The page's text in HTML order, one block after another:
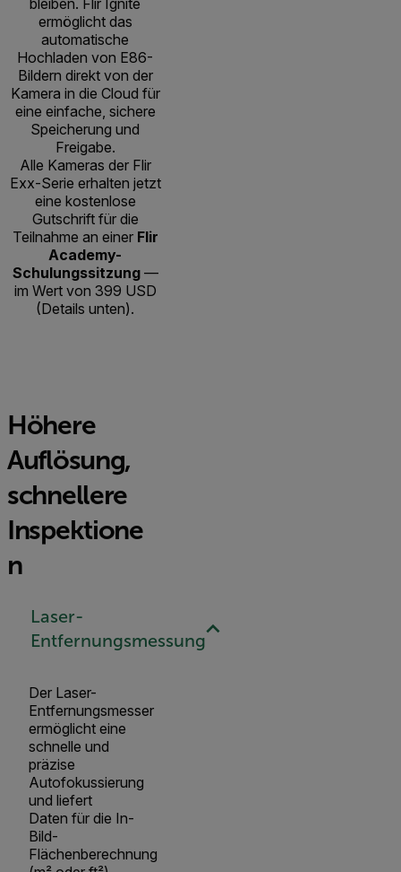
ermöglicht das
automatische
Hochladen von E86-
Bildern direkt von der
Kamera in die Cloud für
eine einfache, sichere
Speicherung und
Freigabe.
Alle Kameras der Flir
Exx-Serie erhalten jetzt
eine kostenlose
Gutschrift für die
Teilnahme an einer Flir
Academy-
Schulungssitzung —
im Wert von 399 USD
(Details unten).
Höhere
Auflösung,
schnellere
Inspektione
n
Laser-
Entfernungsmessung
Der Laser-
Entfernungsmesser
ermöglicht eine
schnelle und
präzise
Autofokussierung
und liefert
Daten für die In-
Bild-
Flächenberechnung